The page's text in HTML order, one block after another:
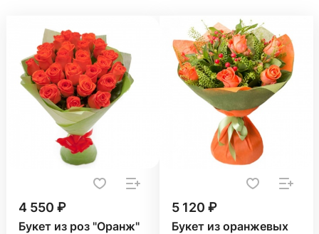
4 550 ₽
Букет из роз "Оранж"
5 120 ₽
Букет из оранжевых